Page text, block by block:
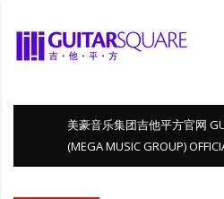
美豪音乐集团吉他平方官网
(MEGA MUSIC GROUP)